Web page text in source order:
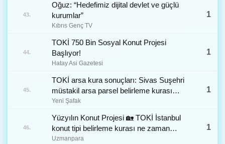
43.
Oğuz: “Hedefimiz dijital devlet ve güçlü
kurumlar”
Kıbrıs Genç TV
1
44.
TOKİ 750 Bin Sosyal Konut Projesi
Başlıyor!
Hatay Asi Gazetesi
1
45.
TOKİ arsa kura sonuçları: Sivas Suşehri
müstakil arsa parsel belirleme kurası
çekiliş sonuçları isim listesi
Yeni Şafak
1
46.
Yüzyılın Konut Projesi 🏡 TOKİ İstanbul
konut tipi belirleme kurası ne zaman
çekilecek? 100.000 Konutlu TOKİ İstanbul
Uzmanpara
1